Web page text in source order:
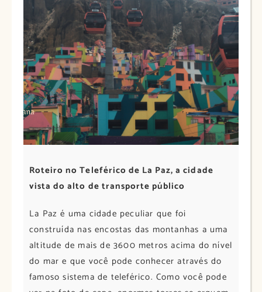
Roteiro no Teleférico de La Paz, a cidade
vista do alto de transporte público
La Paz é uma cidade peculiar que foi
construída nas encostas das montanhas a uma
altitude de mais de 3600 metros acima do nível
do mar e que você pode conhecer através do
famoso sistema de teleférico. Como você pode